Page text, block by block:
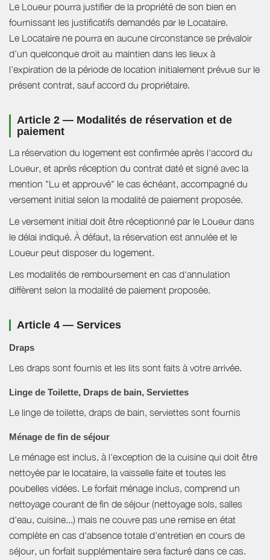
Le Loueur pourra justifier de la propriété de son bien en
fournissant les justificatifs demandés par le Locataire.
Le Locataire ne pourra en aucune circonstance se prévaloir
d’un quelconque droit au maintien dans les lieux à
l’expiration de la période de location initialement prévue sur le
présent contrat, sauf accord du propriétaire.
Article 2 — Modalités de réservation et de
paiement
La réservation du logement est confirmée après l'accord du
Loueur, et après réception du contrat daté et signé avec la
mention "Lu et approuvé" le cas échéant, accompagné du
versement initial selon la modalité de paiement proposée.
Le versement initial doit être réceptionné par le Loueur dans
le délai indiqué. À défaut, la réservation est annulée et le
Loueur peut disposer du logement.
Les modalités de remboursement en cas d'annulation
diffèrent selon la modalité de paiement proposée.
Article 4 — Services
Draps
Les draps sont fournis et les lits sont faits à votre arrivée.
Linge de Toilette, Draps de bain, Serviettes
Le linge de toilette, draps de bain, serviettes sont fournis
Ménage de fin de séjour
Le ménage est inclus, à l'exception de la cuisine qui doit être
nettoyée par le locataire, la vaisselle faite et toutes les
poubelles vidées. Le forfait ménage inclus, comprend un
nettoyage courant de fin de séjour (nettoyage sols, salles
d'eau, cuisine...) mais ne couvre pas une remise en état
complète en cas d'absence totale d'entretien en cours de
séjour, un forfait supplémentaire sera facturé dans ce cas.